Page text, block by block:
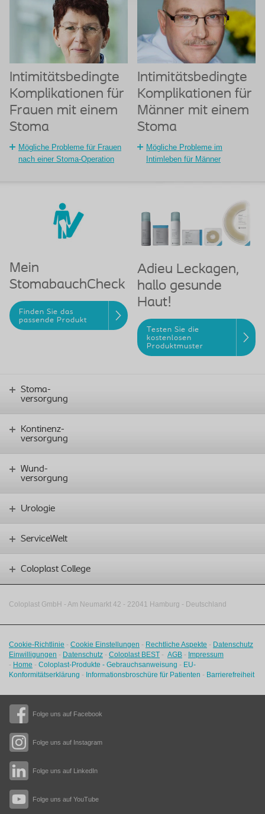
Intimitätsbedingte
Komplikationen für
Frauen mit einem
Stoma
Mögliche Probleme für Frauen
nach einer Stoma-Operation
Intimitätsbedingte
Komplikationen für
Männer mit einem
Stoma
Mögliche Probleme im
Intimleben für Männer
Mein
StomabauchCheck
Finden Sie das
passende Produkt
Adieu Leckagen,
hallo gesunde
Haut!
Testen Sie die
kostenlosen
Produktmuster
Folge uns auf Facebook
Folge uns auf Instagram
Folge uns auf LinkedIn
Folge uns auf YouTube
Stoma-
versorgung
Kontinenz-
versorgung
Wund-
versorgung
Urologie
ServiceWelt
Coloplast College
Coloplast GmbH - Am Neumarkt 42 ‑ 22041 Hamburg - Deutschland
Cookie-Richtlinie - Cookie Einstellungen - Rechtliche Aspekte - Datenschutz
Einwilligungen - Datenschutz - Coloplast BEST - AGB - Impressum
- Home - Coloplast-Produkte - Gebrauchsanweisung - EU-
Konformitätserklärung - Informationsbroschüre für Patienten - Barrierefreiheit